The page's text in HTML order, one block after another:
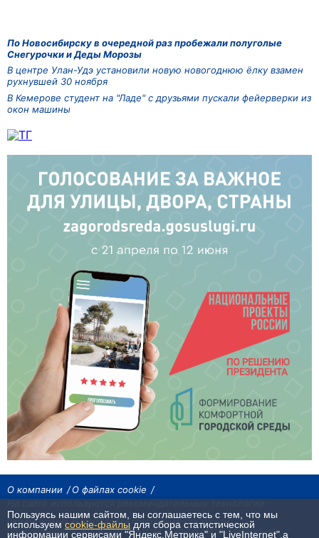
По Новосибирску в очередной раз пробежали полуголые
Снегурочки и Деды Морозы
В центре Улан-Удэ установили новую новогоднюю ёлку взамен
рухнувшей 30 ноября
В Кемерове студент на "Ладе" с друзьями пускали фейерверки из
окон машины
О компании
О файлах cookie
Сетевое издание «Байкал24». Все права охраняются законом.
При использовании материалов агентства на других сайтах, обязательна
Пользуясь нашим сайтом, вы соглашаетесь с тем, что мы
используем cookie-файлы для сбора статистической
информации сервисами "Яндекс.Метрика" и "LiveInternet",а